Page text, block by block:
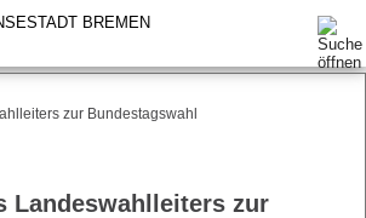
zur Bundestagswahl
Landeswahlleiters zur